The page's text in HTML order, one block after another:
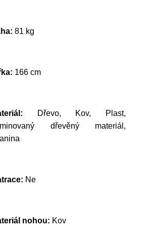
81 kg
166 cm
Dřevo, Kov, Plast,
dřevěný materiál,
Ne
nohou: Kov